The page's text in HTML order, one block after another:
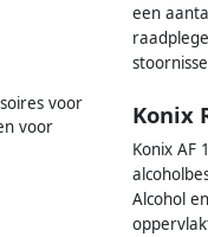
een
Konix
Konix AF
Alcohol
voor
voor